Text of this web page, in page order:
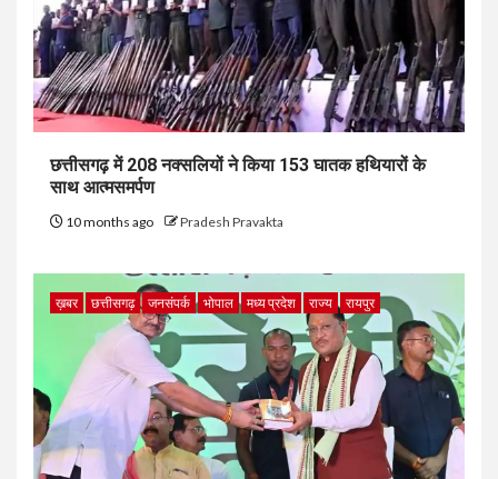
छत्तीसगढ़ में 208 नक्सलियों ने किया 153 घातक हथियारों के
साथ आत्मसमर्पण
10 months ago Pradesh Pravakta
ख़बर छत्तीसगढ़ जनसंपर्क भोपाल मध्य प्रदेश राज्य रायपुर